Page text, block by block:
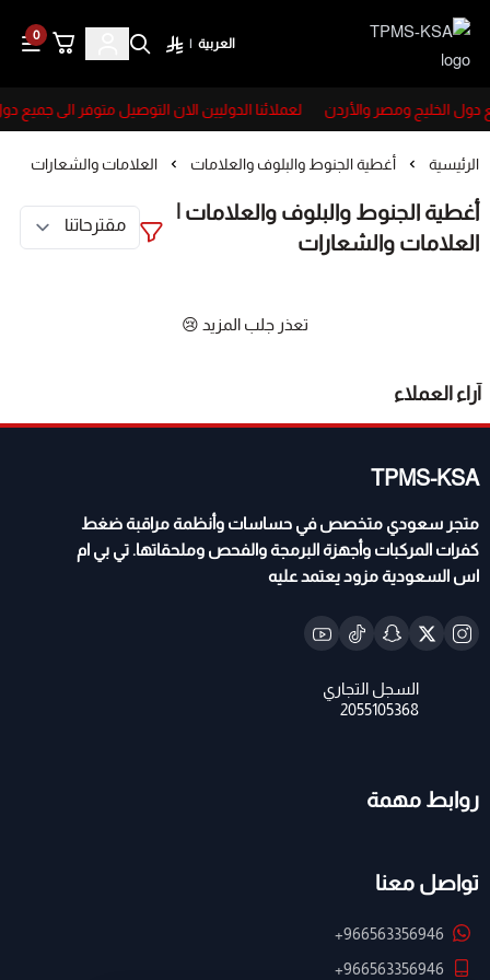
TPMS-KSA
العربية |
0
دول الخليج ومصر والأردن لعملائنا الدوليين الان التوصيل متوفر الى جميع
الرئيسية أغطية الجنوط والبلوف والعلامات العلامات والشعارات
أغطية الجنوط والبلوف والعلامات |
العلامات والشعارات
تعذر جلب المزيد 😢
آراء العملاء
TPMS-KSA
متجر سعودي متخصص في حساسات وأنظمة مراقبة ضغط
كفرات المركبات وأجهزة البرمجة والفحص وملحقاتها. تي بي ام
اس السعودية مزود يعتمد عليه
روابط مهمة
تواصل معنا
+966563356946
+966563356946